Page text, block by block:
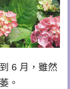
6 月，雖然
。